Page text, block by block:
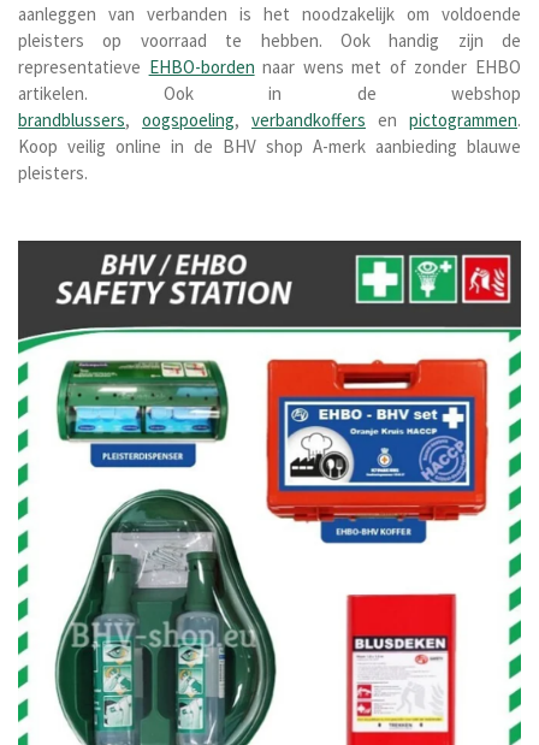
aanleggen van verbanden is het noodzakelijk om voldoende
pleisters op voorraad te hebben. Ook handig zijn de
representatieve EHBO-borden naar wens met of zonder EHBO
artikelen. Ook in de webshop
brandblussers, oogspoeling, verbandkoffers en pictogrammen.
Koop veilig online in de BHV shop A-merk aanbieding blauwe
pleisters.